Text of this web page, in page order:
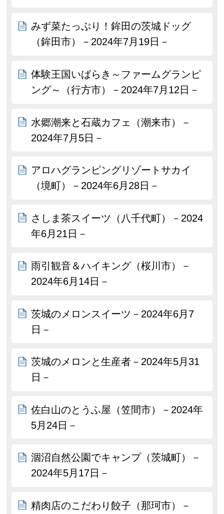
みず菜たっぷり！鉾田の茨城ドッグ
（鉾田市）－2024年7月19日－
体験王国いばらき～ファームグランピ
ング～（行方市）－2024年7月12日－
水郷潮来と石蔵カフェ（潮来市）－
2024年7月5日－
アロハグランピングリゾートサカイ
（境町）－2024年6月28日－
さしま茶スイーツ（八千代町）－2024
年6月21日－
雨引観音＆ハイキング（桜川市）－
2024年6月14日－
茨城のメロンスイーツ－2024年6月7
日－
茨城のメロンと生産者－2024年5月31
日－
佐白山のとうふ屋（笠間市）－2024年
5月24日－
涸沼自然公園でキャンプ（茨城町）－
2024年5月17日－
精肉店のこだわり餃子（那珂市）－